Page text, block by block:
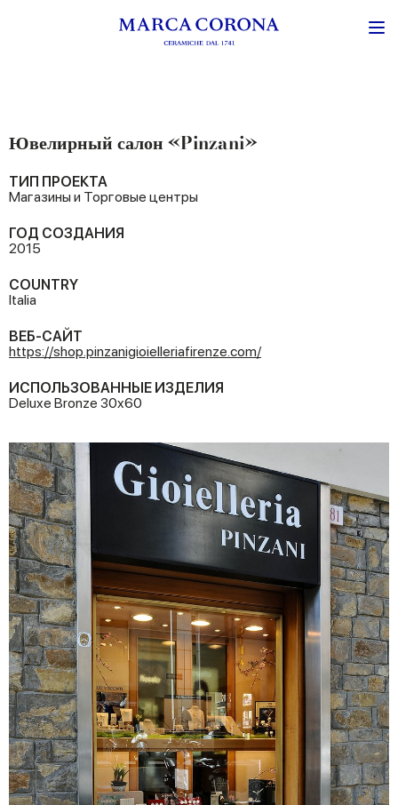
Ювелирный салон «Pinzani»
ТИП ПРОЕКТА
Магазины и Торговые центры
ГОД СОЗДАНИЯ
2015
COUNTRY
Italia
ВЕБ-САЙТ
https://shop.pinzanigioielleriafirenze.com/
ИСПОЛЬЗОВАННЫЕ ИЗДЕЛИЯ
Deluxe Bronze 30x60